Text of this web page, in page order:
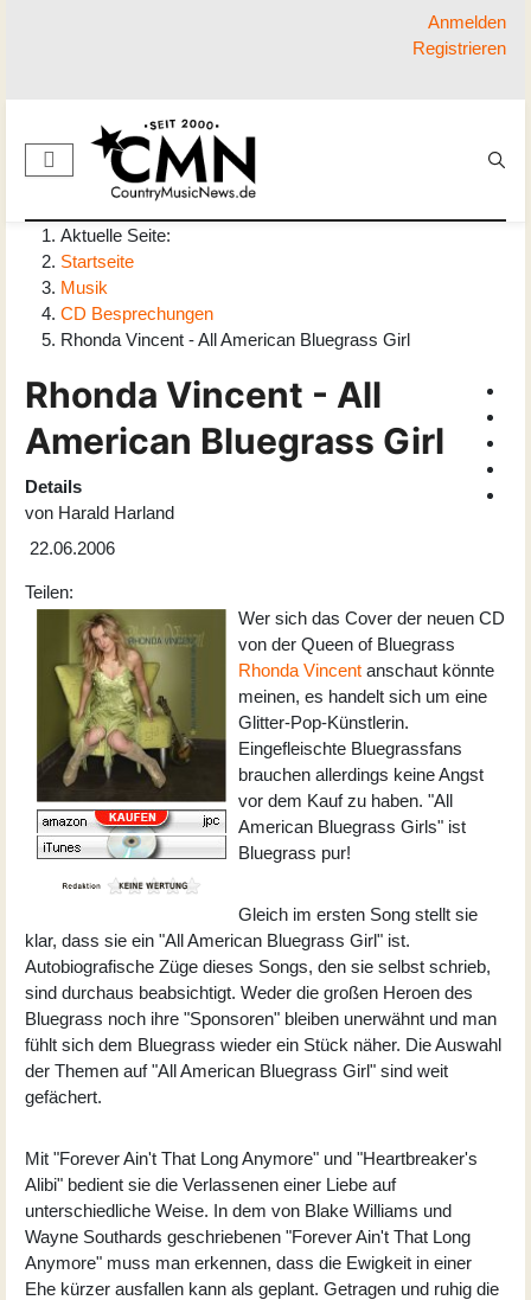
Anmelden
Registrieren
Aktuelle Seite:
Startseite
Musik
CD Besprechungen
Rhonda Vincent - All American Bluegrass Girl
Rhonda Vincent - All
American Bluegrass Girl
Details
von Harald Harland
22.06.2006
Teilen:
Wer sich das Cover der neuen CD
von der Queen of Bluegrass
Rhonda Vincent anschaut könnte
meinen, es handelt sich um eine
Glitter-Pop-Künstlerin.
Eingefleischte Bluegrassfans
brauchen allerdings keine Angst
vor dem Kauf zu haben. "All
American Bluegrass Girls" ist
Bluegrass pur!
Gleich im ersten Song stellt sie
klar, dass sie ein "All American Bluegrass Girl" ist.
Autobiografische Züge dieses Songs, den sie selbst schrieb,
sind durchaus beabsichtigt. Weder die großen Heroen des
Bluegrass noch ihre "Sponsoren" bleiben unerwähnt und man
fühlt sich dem Bluegrass wieder ein Stück näher. Die Auswahl
der Themen auf "All American Bluegrass Girl" sind weit
gefächert.
Mit "Forever Ain't That Long Anymore" und "Heartbreaker's
Alibi" bedient sie die Verlassenen einer Liebe auf
unterschiedliche Weise. In dem von Blake Williams und
Wayne Southards geschriebenen "Forever Ain't That Long
Anymore" muss man erkennen, dass die Ewigkeit in einer
Ehe kürzer ausfallen kann als geplant. Getragen und ruhig die